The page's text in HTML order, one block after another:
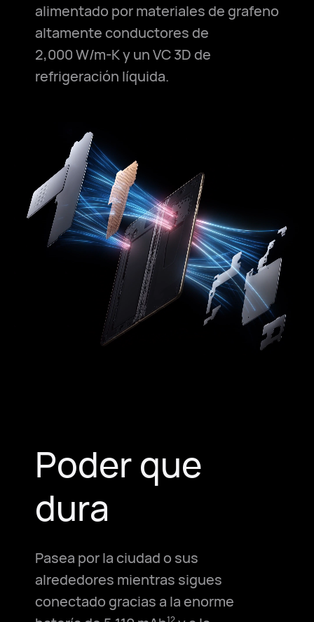
alimentado por materiales de grafeno
altamente conductores de
2,000 W/m-Ky un VC 3D de
refrigeración líquida.
Poder que
dura
Pasea por la ciudad o sus
alrededores mientras sigues
conectado gracias a la enorme